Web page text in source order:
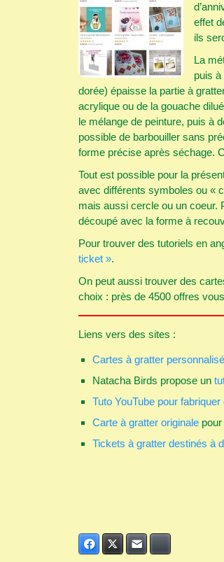
effet
ils
La
puis
dorée) épaisse la partie à
acrylique ou de la gouache
le mélange de peinture, puis à
possible de barbouiller sans
forme précise après séchage.
Tout est possible pour la
avec différents symboles ou «
mais aussi cercle ou un coeur.
découpé avec la forme à
Pour trouver des tutoriels en
ticket ».
On peut aussi trouver des
choix : près de 4500 offres
Liens vers des sites :
Cartes à gratter
Natacha Birds propose un
Tuto YouTube pour
Carte à gratter originale
Tickets à gratter destinés à
FacebookTwitter